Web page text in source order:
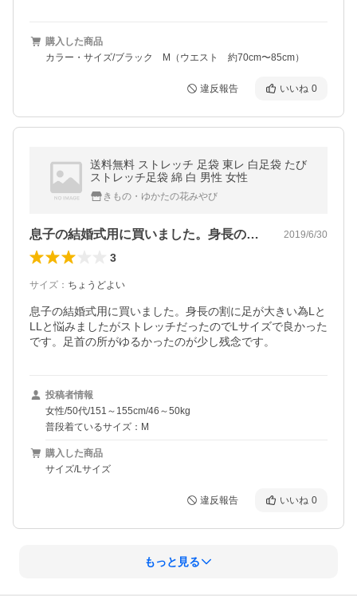
購入した商品
カラー・サイズ/ブラック M（ウエスト 約70cm〜85cm）
違反報告 いいね 0
送料無料 ストレッチ 足袋 東レ 白足袋 たび
ストレッチ足袋 綿 白 男性 女性
きもの・ゆかたの花みやび
息子の結婚式用に買いました。身長の割に… 2019/6/30
3
サイズ ： ちょうどよい
息子の結婚式用に買いました。身長の割に足が大きい為Lと
LLと悩みましたがストレッチだったのでLサイズで良かった
です。足首の所がゆるかったのが少し残念です。
投稿者情報
女性/50代/151～155cm/46～50kg
普段着ているサイズ：M
購入した商品
サイズ/Lサイズ
違反報告 いいね 0
もっと見る